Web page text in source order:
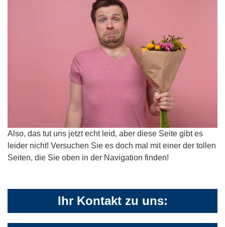
Also, das tut uns jetzt echt leid, aber diese Seite gibt es
leider nicht! Versuchen Sie es doch mal mit einer der tollen
Seiten, die Sie oben in der Navigation finden!
Ihr Kontakt zu uns: